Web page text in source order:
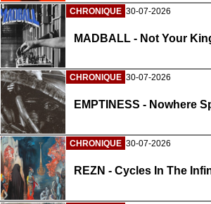
CHRONIQUE 30-07-2026
MADBALL - Not Your
CHRONIQUE 30-07-2026
EMPTINESS - Nowhere
CHRONIQUE 30-07-2026
REZN - Cycles In The